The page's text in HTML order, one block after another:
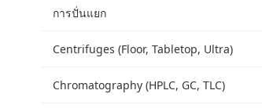
การปั่นแยก
Centrifuges (Floor, Tabletop, Ultra)
Chromatography (HPLC, GC, TLC)